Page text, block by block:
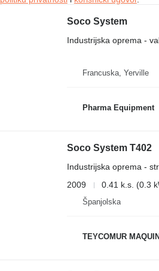
Soco System
Industrijska oprema -
Francuska, Yerville
Pharma Equipment
Soco System T402
Industrijska oprema -
2009
0.41 k.s. (0.3
Španjolska
TEYCOMUR